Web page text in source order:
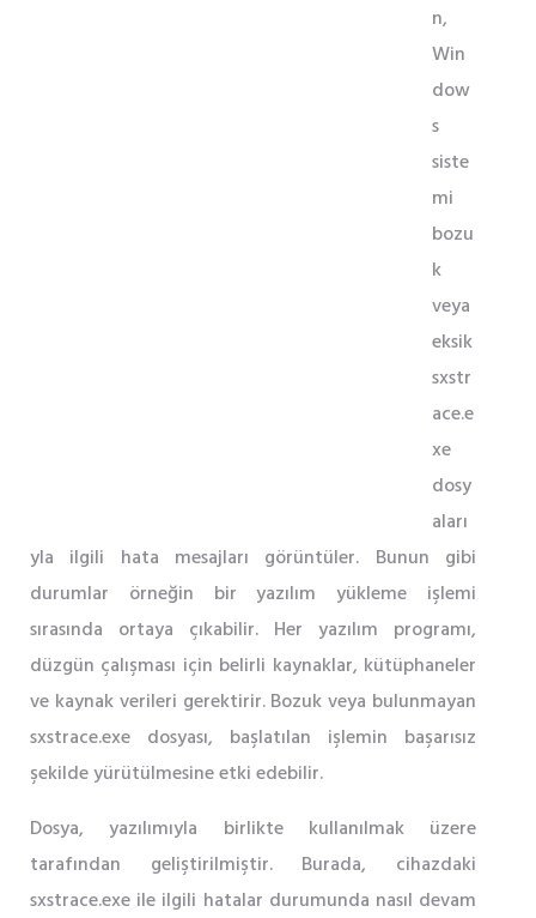
n,
Win
dow
s
siste
mi
bozu
k
veya
eksik
sxstr
ace.e
xe
dosy
aları
yla ilgili hata mesajları görüntüler. Bunun gibi
durumlar örneğin bir yazılım yükleme işlemi
sırasında ortaya çıkabilir. Her yazılım programı,
düzgün çalışması için belirli kaynaklar, kütüphaneler
ve kaynak verileri gerektirir. Bozuk veya bulunmayan
sxstrace.exe dosyası, başlatılan işlemin başarısız
şekilde yürütülmesine etki edebilir.
Dosya, yazılımıyla birlikte kullanılmak üzere
tarafından geliştirilmiştir. Burada, cihazdaki
sxstrace.exe ile ilgili hatalar durumunda nasıl devam